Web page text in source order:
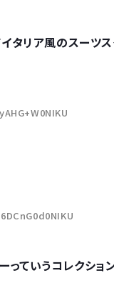
タリア風のスーツ
っていうコレクショ